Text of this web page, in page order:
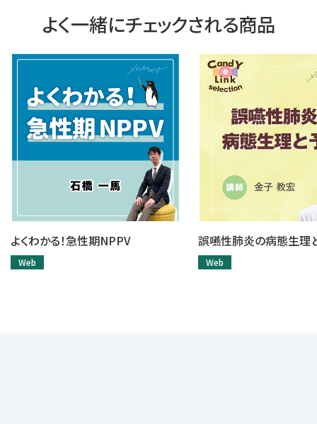
よく一緒にチェックされる商品
よくわかる！急性期NPPV
Web
誤嚥性肺炎の病態生理
Web